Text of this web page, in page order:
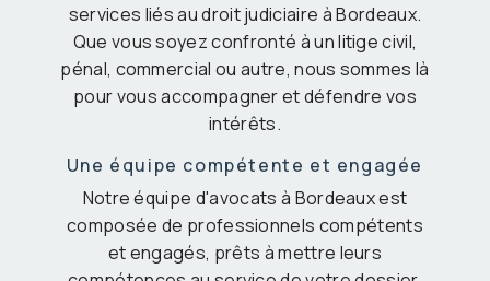
services liés au droit judiciaire à Bordeaux.
Que vous soyez confronté à un litige civil,
pénal, commercial ou autre, nous sommes là
pour vous accompagner et défendre vos
intérêts.
Une équipe compétente et engagée
Notre équipe d'avocats à Bordeaux est
composée de professionnels compétents
et engagés, prêts à mettre leurs